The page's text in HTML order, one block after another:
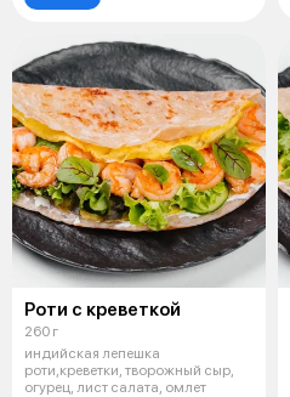
Роти с креветкой
260 г
индийская лепешка
роти,креветки, творожный сыр,
огурец, лист салата, омлет